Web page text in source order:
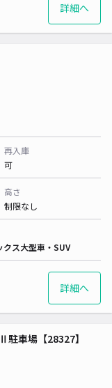
詳細へ
再入庫
可
高さ
制限なし
クス大型車・SUV
詳細へ
駐車場【28327】